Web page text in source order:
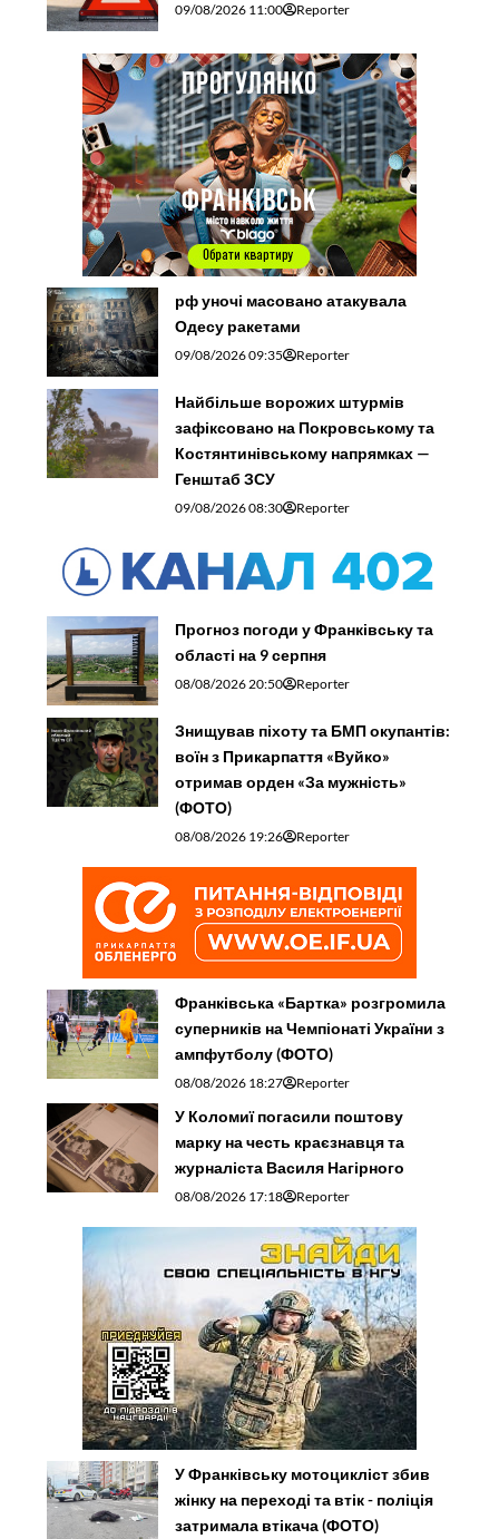
09/08/2026 11:00 Reporter
рф уночі масовано атакувала
Одесу ракетами
09/08/2026 09:35 Reporter
Найбільше ворожих штурмів
зафіксовано на Покровському та
Костянтинівському напрямках —
Генштаб ЗСУ
09/08/2026 08:30 Reporter
Прогноз погоди у Франківську та
області на 9 серпня
08/08/2026 20:50 Reporter
Знищував піхоту та БМП окупантів:
воїн з Прикарпаття «Вуйко»
отримав орден «За мужність»
(ФОТО)
08/08/2026 19:26 Reporter
Франківська «Бартка» розгромила
суперників на Чемпіонаті України з
ампфутболу (ФОТО)
08/08/2026 18:27 Reporter
У Коломиї погасили поштову
марку на честь краєзнавця та
журналіста Василя Нагірного
08/08/2026 17:18 Reporter
У Франківську мотоцикліст збив
жінку на переході та втік - поліція
затримала втікача (ФОТО)